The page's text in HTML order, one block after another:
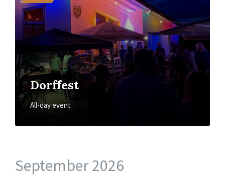
Dorffest
All-day event
September 2026